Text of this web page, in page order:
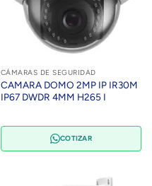
CÁMARAS DE SEGURIDAD
CAMARA DOMO 2MP IP IR30M
IP67 DWDR 4MM H265 I
COTIZAR